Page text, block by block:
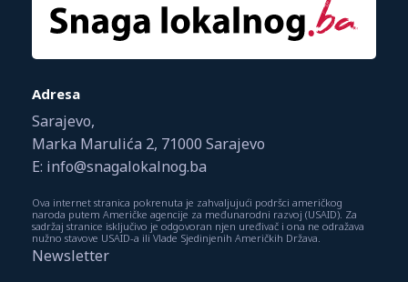
Adresa
Sarajevo,
Marka Marulića 2, 71000 Sarajevo
E: info@snagalokalnog.ba
Ova internet stranica pokrenuta je zahvaljujući podršci američkog
naroda putem Američke agencije za međunarodni razvoj (USAID). Za
sadržaj stranice isključivo je odgovoran njen uređivač i ona ne odražava
nužno stavove USAID-a ili Vlade Sjedinjenih Američkih Država.
Newsletter